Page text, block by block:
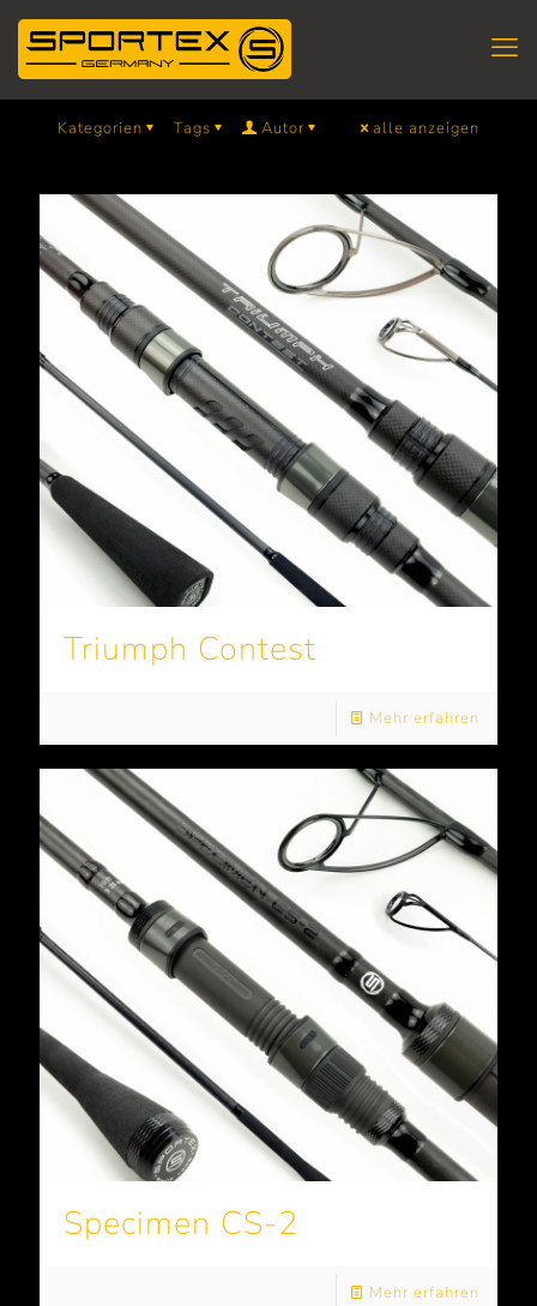
Kategorien Tags Autor alle anzeigen
Triumph Contest
Mehr erfahren
Specimen CS-2
Mehr erfahren